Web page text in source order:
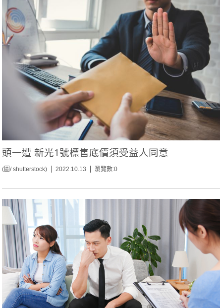
頭一遭 新光1號標售底價須受益人同意
(圖/ shutterstock) 2022.10.13 瀏覽數:0